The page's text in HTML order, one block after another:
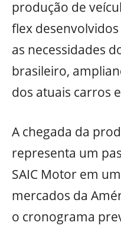
produção de
flex
as necessidades
brasileiro,
dos atuais carros
A chegada da
representa um
SAIC Motor em
mercados da
o cronograma